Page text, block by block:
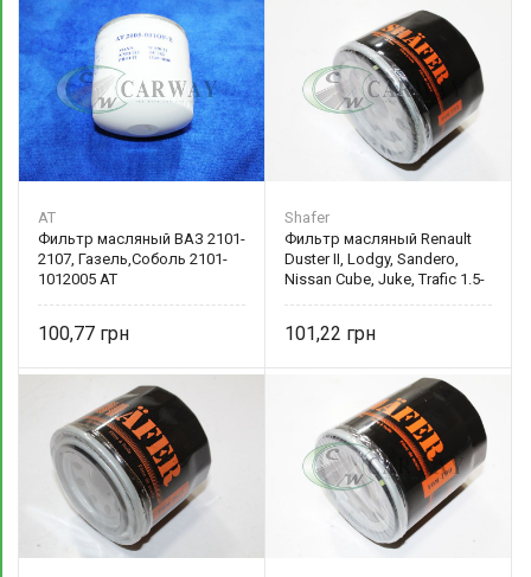
AT
Фильтр масляный ВАЗ 2101-
2107, Газель,Соболь 2101-
1012005 AT
100,77
Shafer
Фильтр масляный Renault
Duster II, Lodgy, Sandero,
Nissan Cube, Juke, Trafic 1.5-
101,22